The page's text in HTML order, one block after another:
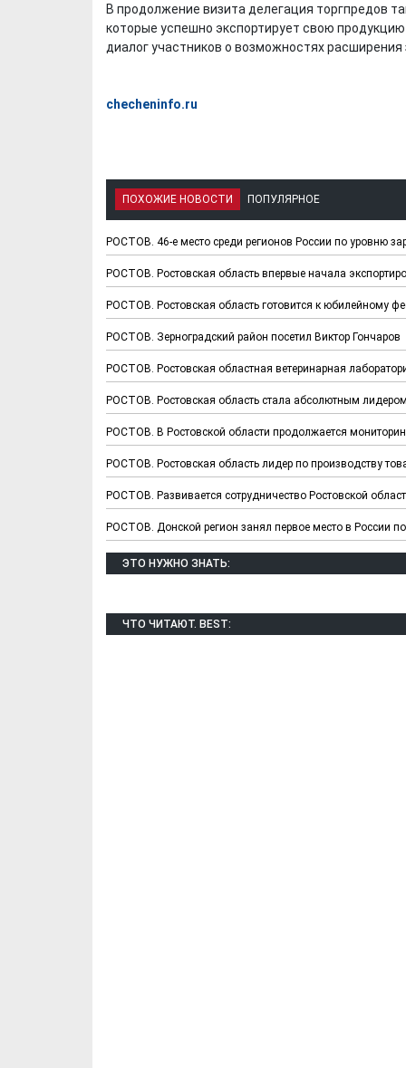
В продолжение визита делегация торгпредов
которые успешно экспортирует свою
диалог участников о возможностях расширения
checheninfo.ru
ПОХОЖИЕ НОВОСТИ ПОПУЛЯРНОЕ
РОСТОВ. 46-е место среди регионов России по уровню
РОСТОВ. Ростовская область впервые начала
РОСТОВ. Ростовская область готовится к юбилейному
РОСТОВ. Зерноградский район посетил Виктор Гончаров
РОСТОВ. Ростовская областная ветеринарная
РОСТОВ. Ростовская область стала абсолютным
РОСТОВ. В Ростовской области продолжается
РОСТОВ. Ростовская область лидер по производству
РОСТОВ. Развивается сотрудничество Ростовской
РОСТОВ. Донской регион занял первое место в России
ЭТО НУЖНО ЗНАТЬ:
ЧТО ЧИТАЮТ. BEST:
Х. Гапураев. Капкан
для Зелимхана (Отр.
из романа «1овда»)
ЧЕЧНЯ. А.